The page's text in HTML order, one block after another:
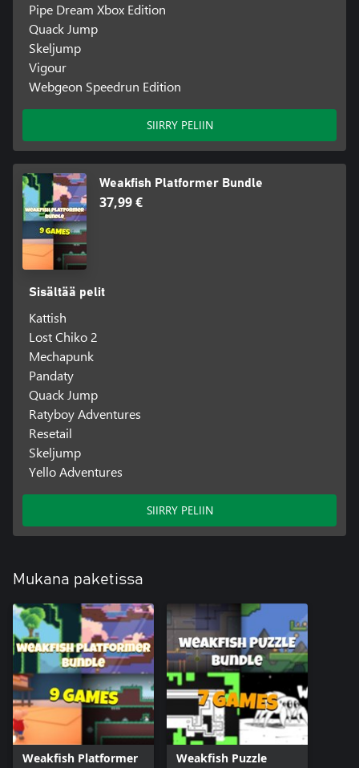
Pipe Dream Xbox Edition
Quack Jump
Skeljump
Vigour
Webgeon Speedrun Edition
SIIRRY PELIIN
Weakfish Platformer Bundle
37,99 €
Sisältää pelit
Kattish
Lost Chiko 2
Mechapunk
Pandaty
Quack Jump
Ratyboy Adventures
Resetail
Skeljump
Yello Adventures
SIIRRY PELIIN
Mukana paketissa
Weakfish Platformer
Weakfish Puzzle